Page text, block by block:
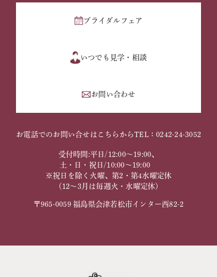
ブライダルフェア
いつでも見学・相談
お問い合わせ
お電話でのお問い合せはこちらからTEL：0242-24-3052
受付時間:平日/12:00～19:00、
土・日・祝日/10:00～19:00
※祝日を除く火曜、第2・第4水曜定休
（12～3月は毎週火・水曜定休）
〒965-0059 福島県会津若松市インター西82-2